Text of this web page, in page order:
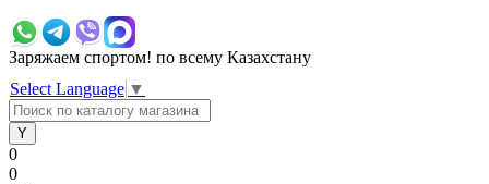
Заряжаем спортом! по всему Казахстану
Select Language ▼
0
0